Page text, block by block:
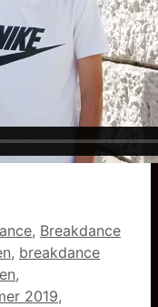
, Breakdance
, breakdance
,
2019,